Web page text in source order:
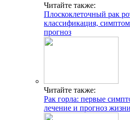
Читайте также:
Плоскоклеточный рак
классификация,
прогноз
Читайте также:
Рак горла: первые
лечение и прогноз жизни